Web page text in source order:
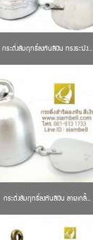
กระดิ่งสัมฤทธิ์ลงหินสีเงิน ทรงระฆัง...
กระดิ่งสัมฤทธิ์ลงหินสีเงิน ลายเกลี้...